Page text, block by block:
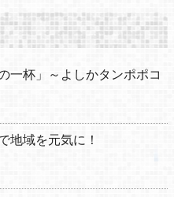
一杯」～よしかタンポポコ
地域を元気に！